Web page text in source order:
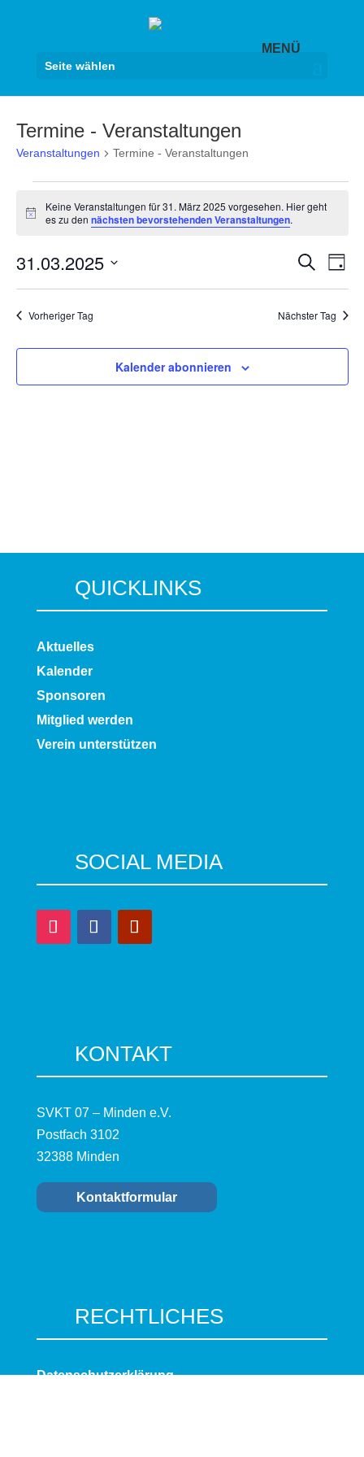
Seite wählen
Termine - Veranstaltungen
Veranstaltungen Termine - Veranstaltungen
für
März
2025
Hinweis
Keine Veranstaltungen für 31. März 2025 vorgesehen. Hier geht
es zu den nächsten bevorstehenden Veranstaltungen.
Suche
Tag
31.03.2025
Datum
wählen.
Vorheriger Tag Nächster Tag
Kalender abonnieren
QUICKLINKS
Aktuelles
Kalender
Sponsoren
Mitglied werden
Verein unterstützen
SOCIAL MEDIA
KONTAKT
SVKT 07 – Minden e.V.
Postfach 3102
32388 Minden
Kontaktformular
RECHTLICHES
Datenschutzerklärung